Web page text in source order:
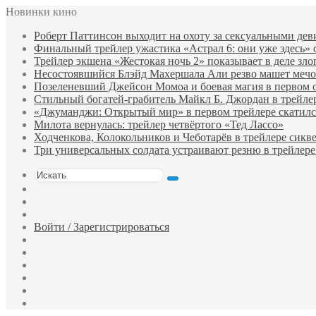
Новинки кино
Роберт Паттинсон выходит на охоту за сексуальными
Финальный трейлер ужастика «Астрал 6: они уже
Трейлер экшена «Жестокая ночь 2» показывает в деле
Несостоявшийся Блэйд Махершала Али резво машет
Позеленевший Джейсон Момоа и боевая магия в первом
Стильный богатей-грабитель Майкл Б. Джордан в
«Джуманджи: Открытый мир» в первом трейлере
Милота вернулась: трейлер четвёртого «Тед Лассо»
Ходченкова, Колокольников и Чеботарёв в трейлере
Три универсальных солдата устраивают резню в
Искать
фильм
Войти / Зарегистрироваться